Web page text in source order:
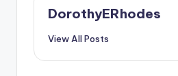
DorothyERhodes
View All Posts